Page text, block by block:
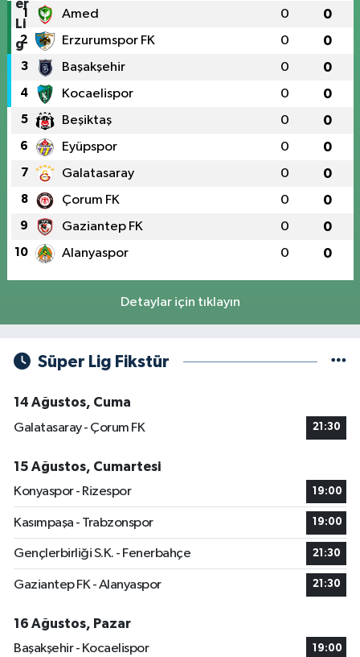
1 Amed 0 0
2 Erzurumspor FK 0 0
3 Başakşehir 0 0
4 Kocaelispor 0 0
5 Beşiktaş 0 0
6 Eyüpspor 0 0
7 Galatasaray 0 0
8 Çorum FK 0 0
9 Gaziantep FK 0 0
10 Alanyaspor 0 0
Detaylar için tıklayın
Süper Lig Fikstür
14 Ağustos, Cuma
Galatasaray - Çorum FK
21:30
15 Ağustos, Cumartesi
Konyaspor - Rizespor
19:00
Kasımpaşa - Trabzonspor 19:00
Gençlerbirliği S.K. - Fenerbahçe 21:30
Gaziantep FK - Alanyaspor 21:30
16 Ağustos, Pazar
Başakşehir - Kocaelispor
19:00